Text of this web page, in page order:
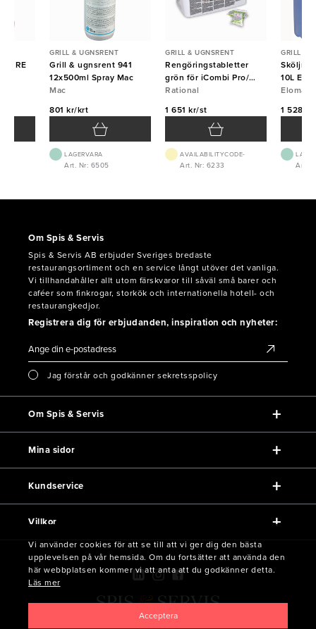
GRILL & UGNSRENT
Grill & ugnsrent 941
12x500ml Spray Mac
Mac
801 kr/krt
LAGERVARA
Art. Nr: 6505
GRILL & UGNSRENT
Rengöringstabletter
grön för iCombi Pro/
iCombi Classic 150st
Rational
1 651 kr/st
AVAILABILITYCODE-
Art. Nr: 6233
GRILL &
10L
Eloma
1 528
Art.
Om Spis & Servis
Spis & Servis AB erbjuder Sveriges bredaste
restaurangsortiment och en service långt utöver det vanliga.
Vi tillhandahåller allt utom färskvaror till såväl små barer och
caféer som finkrogar, storkök och internationella hotell- och
restaurangkedjor.
Registrera dig för erbjudanden, inspiration och nyheter:
Jag förstår och godkänner sekretsspolicy
Om Spis & Servis
Mina sidor
Kundservice
Villkor
Vi använder cookies för att se till att vi ger dig den bästa
upplevelsen på vår hemsida. Om du fortsätter att använda den
här webbplatsen kommer vi att anta att du godkänner detta.
Läs mer
Acceptera